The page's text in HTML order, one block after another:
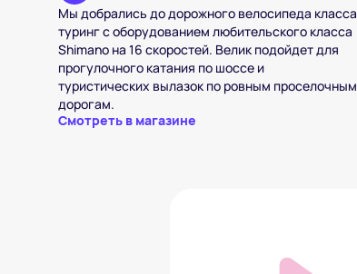
Мы добрались до дорожного велосипеда класса
туринг с оборудованием любительского класса
Shimano на 16 скоростей. Велик подойдет для
прогулочного катания по шоссе и
туристических вылазок по ровным проселочным
дорогам.
Смотреть в магазине